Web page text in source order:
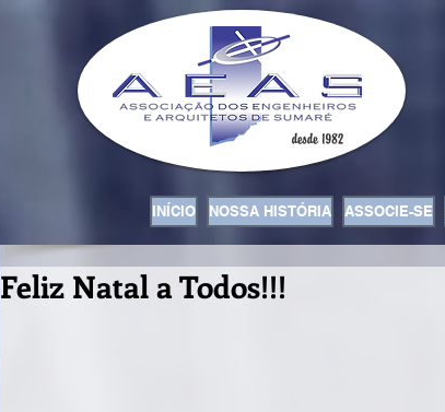
INÍCIO NOSSA HISTÓRIA ASSOCIE-SE
Feliz Natal a Todos!!!